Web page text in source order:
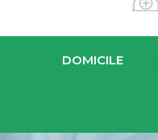
DOMICILE